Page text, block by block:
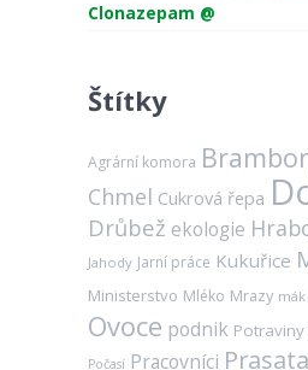
Clonazepam @
Štítky
Agrární komora
Chmel Cukrová řepa
Drůbež ekologie
Jahody Jarní práce Kukuřice
Ministerstvo Mléko Mrazy mák
Ovoce podnik Potraviny
Počasí Pracovníci Prasata